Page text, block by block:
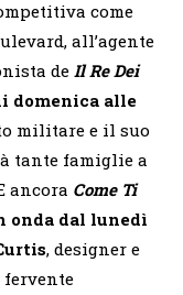
come
all’agente
de Il Re Dei
domenica alle
militare e il suo
tante famiglie a
ancora Come Ti
onda dal lunedì
, designer e
fervente